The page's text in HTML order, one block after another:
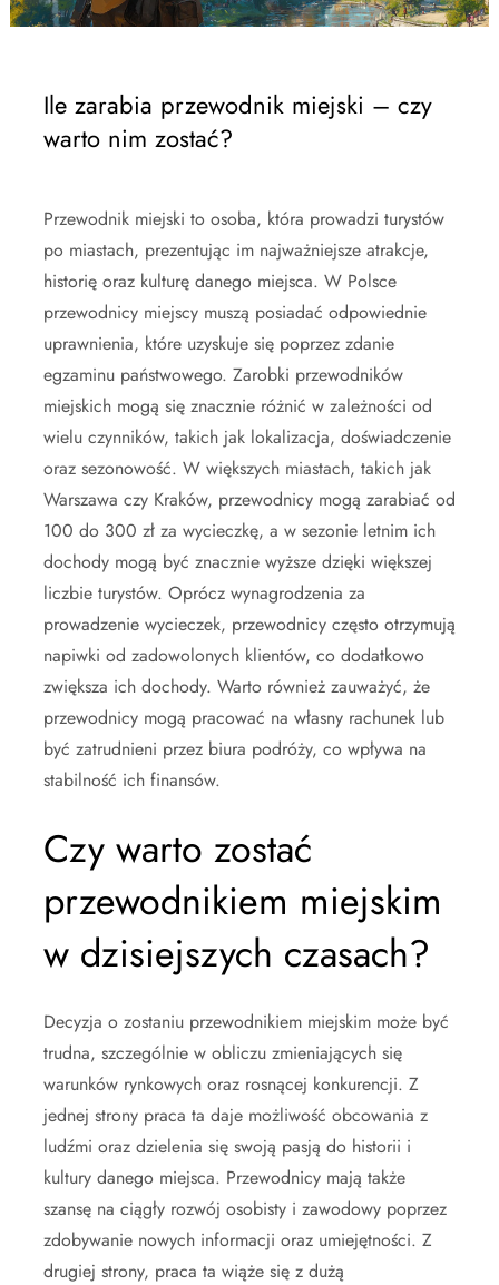
Ile zarabia przewodnik miejski – czy
warto nim zostać?
Przewodnik miejski to osoba, która prowadzi turystów
po miastach, prezentując im najważniejsze atrakcje,
historię oraz kulturę danego miejsca. W Polsce
przewodnicy miejscy muszą posiadać odpowiednie
uprawnienia, które uzyskuje się poprzez zdanie
egzaminu państwowego. Zarobki przewodników
miejskich mogą się znacznie różnić w zależności od
wielu czynników, takich jak lokalizacja, doświadczenie
oraz sezonowość. W większych miastach, takich jak
Warszawa czy Kraków, przewodnicy mogą zarabiać od
100 do 300 zł za wycieczkę, a w sezonie letnim ich
dochody mogą być znacznie wyższe dzięki większej
liczbie turystów. Oprócz wynagrodzenia za
prowadzenie wycieczek, przewodnicy często otrzymują
napiwki od zadowolonych klientów, co dodatkowo
zwiększa ich dochody. Warto również zauważyć, że
przewodnicy mogą pracować na własny rachunek lub
być zatrudnieni przez biura podróży, co wpływa na
stabilność ich finansów.
Czy warto zostać
przewodnikiem miejskim
w dzisiejszych czasach?
Decyzja o zostaniu przewodnikiem miejskim może być
trudna, szczególnie w obliczu zmieniających się
warunków rynkowych oraz rosnącej konkurencji. Z
jednej strony praca ta daje możliwość obcowania z
ludźmi oraz dzielenia się swoją pasją do historii i
kultury danego miejsca. Przewodnicy mają także
szansę na ciągły rozwój osobisty i zawodowy poprzez
zdobywanie nowych informacji oraz umiejętności. Z
drugiej strony, praca ta wiąże się z dużą